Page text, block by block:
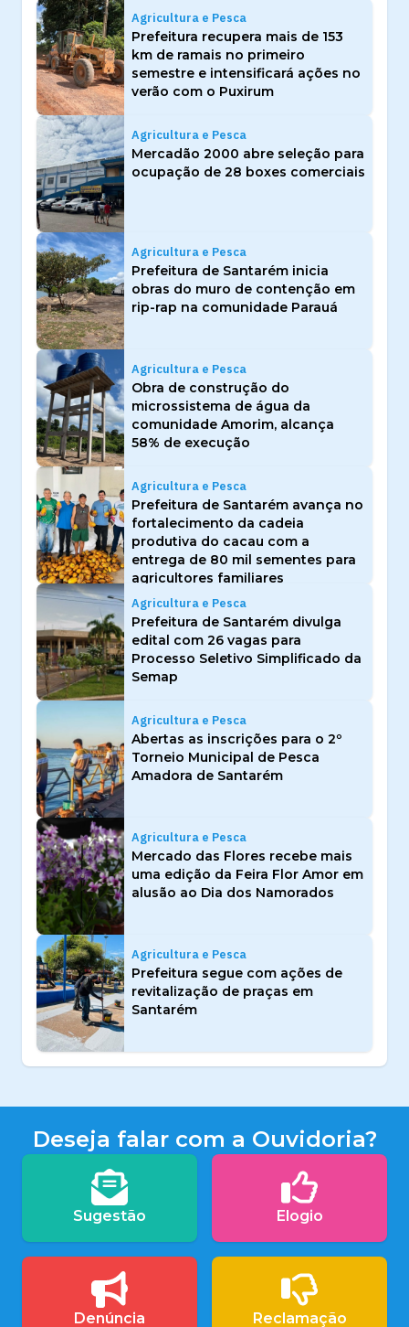
Agricultura e Pesca
Prefeitura recupera mais de 153
km de ramais no primeiro
semestre e intensificará ações no
verão com o Puxirum
Agricultura e Pesca
Mercadão 2000 abre seleção para
ocupação de 28 boxes comerciais
Agricultura e Pesca
Prefeitura de Santarém inicia
obras do muro de contenção em
rip-rap na comunidade Parauá
Agricultura e Pesca
Obra de construção do
microssistema de água da
comunidade Amorim, alcança
58% de execução
Agricultura e Pesca
Prefeitura de Santarém avança no
fortalecimento da cadeia
produtiva do cacau com a
entrega de 80 mil sementes para
agricultores familiares
Agricultura e Pesca
Prefeitura de Santarém divulga
edital com 26 vagas para
Processo Seletivo Simplificado da
Semap
Agricultura e Pesca
Abertas as inscrições para o 2º
Torneio Municipal de Pesca
Amadora de Santarém
Agricultura e Pesca
Mercado das Flores recebe mais
uma edição da Feira Flor Amor em
alusão ao Dia dos Namorados
Agricultura e Pesca
Prefeitura segue com ações de
revitalização de praças em
Santarém
Deseja falar com a Ouvidoria?
Sugestão Elogio
Denúncia Reclamação